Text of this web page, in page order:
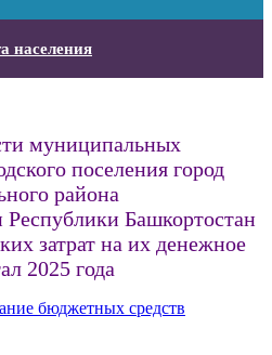
населения
муниципальных
поселения город
района
Башкортостан
затрат на их денежное
2025 года
бюджетных средств